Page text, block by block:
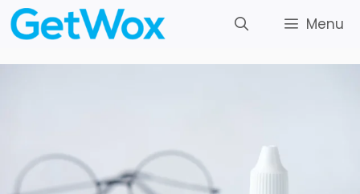
Skip
to
Menu